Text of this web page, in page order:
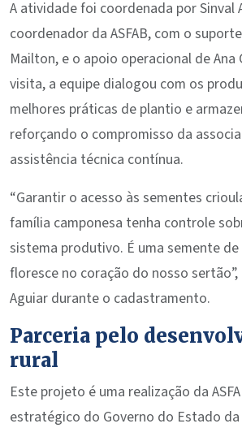
A atividade foi coordenada por Sinval
coordenador da ASFAB, com o
Mailton, e o apoio operacional de Ana
visita, a equipe dialogou com os
melhores práticas de plantio e
reforçando o compromisso da
assistência técnica contínua.
“Garantir o acesso às sementes
família camponesa tenha controle
sistema produtivo. É uma semente
floresce no coração do nosso
Aguiar durante o cadastramento.
Parceria pelo
rural
Este projeto é uma realização da
estratégico do Governo do Estado